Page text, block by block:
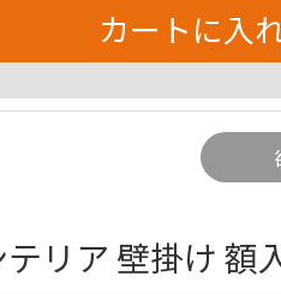
カートに入
リア 壁掛け 額